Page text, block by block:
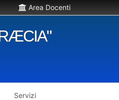
Area Docenti
Servizi